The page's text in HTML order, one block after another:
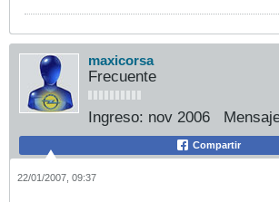
maxicorsa
Frecuente
Ingreso: nov 2006
Compartir
22/01/2007, 09:37